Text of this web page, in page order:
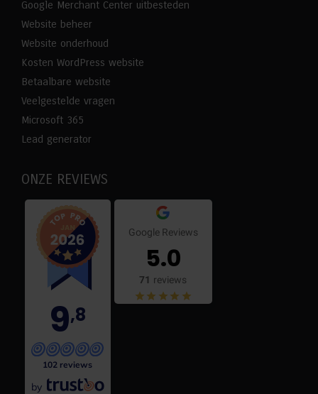
Google Merchant Center uitbesteden
Website beheer
Website onderhoud
Kosten WordPress website
Betaalbare website
Veelgestelde vragen
Microsoft 365
Lead generator
ONZE REVIEWS
9,8
102 reviews
by
Google Reviews
5.0
71 reviews